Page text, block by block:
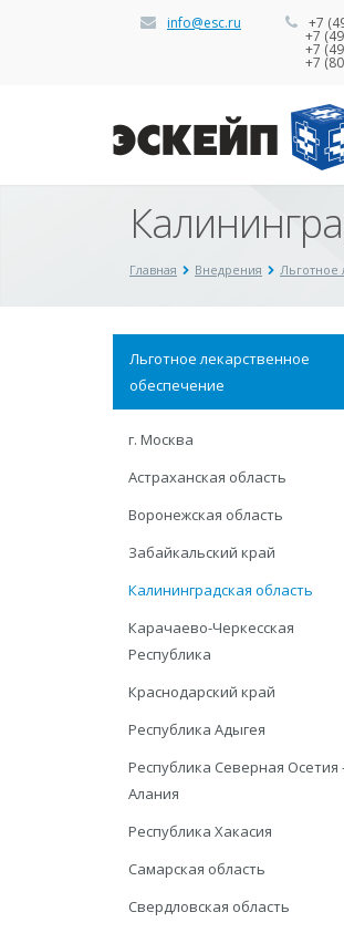
info@esc.ru +7
+7
+7
+7
Главная Внедрения Льготное
Льготное лекарственное
обеспечение
г. Москва
Астраханская область
Воронежская область
Забайкальский край
Калининградская область
Карачаево-Черкесская
Республика
Краснодарский край
Республика Адыгея
Республика Северная Осетия
Алания
Республика Хакасия
Самарская область
Свердловская область